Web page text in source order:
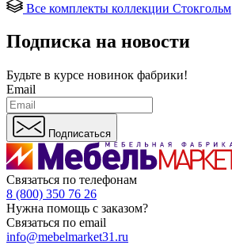
Все комплекты коллекции Стокгольм
Подписка на новости
Будьте в курсе новинок фабрики!
Email
Подписаться
Связаться по телефонам
8 (800) 350 76 26
Нужна помощь с заказом?
Связаться по email
info@mebelmarket31.ru